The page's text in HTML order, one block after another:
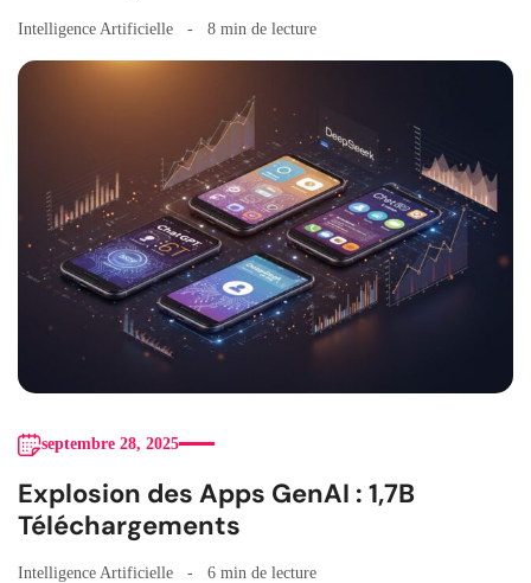
Intelligence Artificielle 8 min de lecture
septembre 28, 2025
Explosion des Apps GenAI : 1,7B
Téléchargements
Intelligence Artificielle 6 min de lecture